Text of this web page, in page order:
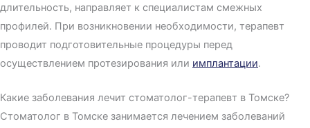
длительность, направляет к специалистам смежных
профилей. При возникновении необходимости, терапевт
проводит подготовительные процедуры перед
осуществлением протезирования или имплантации.
Какие заболевания лечит стоматолог-терапевт в Томске?
Стоматолог в Томске занимается лечением заболеваний